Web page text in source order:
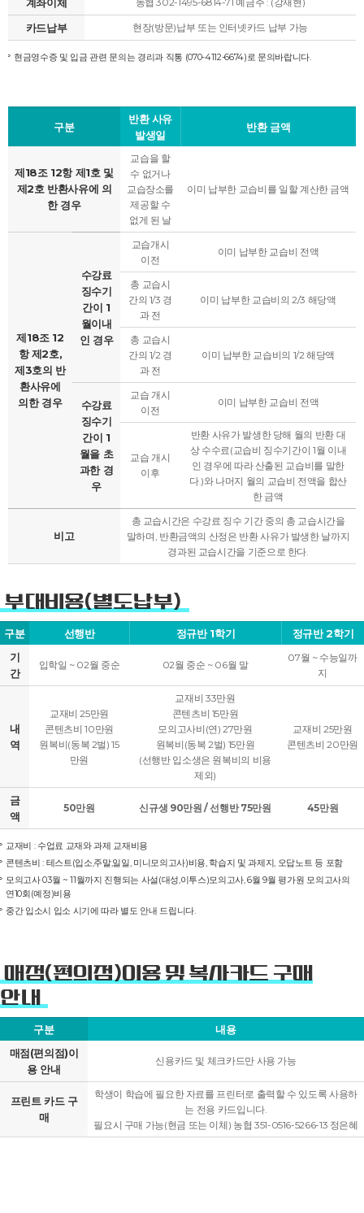
카드납부 현장(방문)납부 또는 인터넷카드 납부 가능
현금영수증 및 입금 관련 문의는 경리과 직통 (070-4112-6674)로 문의바랍니다.
구분
반환 사유
발생일
반환 금액
제18조 12항 제1호 및
제2호 반환사유에 의
한 경우
교습을 할
수 없거나
교습장소를
제공할 수
없게 된 날
이미 납부한 교습비를 일할 계산한 금액
제18조 12
항 제2호,
제3호의 반
환사유에
의한 경우
수강료
징수기
간이 1
월이내
인 경우
교습개시
이전
이미 납부한 교습비 전액
총 교습시
간의 1/3 경
과 전
이미 납부한 교습비의 2/3 해당액
총 교습시
간의 1/2 경
과 전
이미 납부한 교습비의 1/2 해당액
수강료
징수기
간이 1
월을 초
과한 경
우
교습 개시
이전
이미 납부한 교습비 전액
교습 개시
이후
반환 사유가 발생한 당해 월의 반환 대
상 수수료(교습비 징수기간이 1월 이내
인 경우에 따라 산출된 교습비를 말한
다.)와 나머지 월의 교습비 전액을 합산
한 금액
비고
총 교습시간은 수강료 징수 기간 중의 총 교습시간을
말하며, 반환금액의 산정은 반환 사유가 발생한 날까지
경과된 교습시간을 기준으로 한다.
부대비용(별도납부)
구분 선행반 정규반 1학기
정규반 2학기
기
간
입학일 ~ 02월 중순 02월 중순 ~ 06월 말
07월 ~ 수능일까
지
내
역
교재비 25만원
콘텐츠비 10만원
원복비(동복 2벌) 15
만원
교재비 33만원
콘텐츠비 15만원
모의고사비(연) 27만원
원복비(동복 2벌) 15만원
(선행반 입소생은 원복비의 비용
제외)
교재비 25만원
콘텐츠비 20만원
금
액
50만원 신규생 90만원 / 선행반 75만원 45만원
교재비 : 수업료 교재와 과제 교재비용
콘텐츠비 : 테스트(입소,주말,일일, 미니모의고사)비용, 학습지 및 과제지, 오답노트 등 포함
모의고사 03월 ~ 11월까지 진행되는 사설(대성,이투스)모의고사, 6월 9월 평가원 모의고사의
연10회(예정)비용
중간 입소시 입소 시기에 따라 별도 안내 드립니다.
매점(편의점)이용 및 복사카드 구매
안내
구분
내용
매점(편의점)이
용 안내
신용카드 및 체크카드만 사용 가능
프린트 카드 구
매
학생이 학습에 필요한 자료를 프린터로 출력할 수 있도록 사용하
는 전용 카드입니다.
필요시 구매 가능(현금 또는 이체) 농협 351-0516-5266-13 정은혜